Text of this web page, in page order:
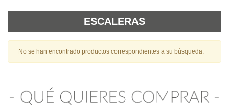
ESCALERAS
No se han encontrado productos correspondientes a su búsqueda.